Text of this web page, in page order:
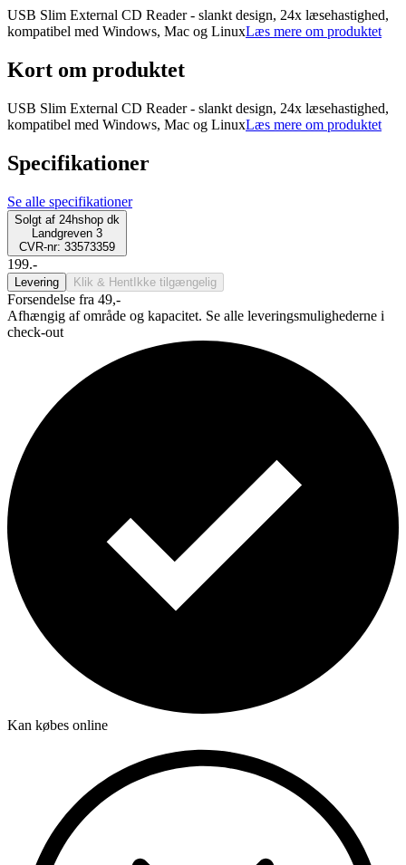
USB Slim External CD Reader - slankt design, 24x læsehastighed,
kompatibel med Windows, Mac og LinuxLæs mere om produktet
Kort om produktet
USB Slim External CD Reader - slankt design, 24x læsehastighed,
kompatibel med Windows, Mac og LinuxLæs mere om produktet
Specifikationer
Se alle specifikationer
Solgt af 24hshop dk
Landgreven 3
CVR-nr: 33573359
199.-
Levering Klik & Hent Ikke tilgængelig
Forsendelse fra 49,-
Afhængig af område og kapacitet. Se alle leveringsmulighederne i
check-out
Kan købes online